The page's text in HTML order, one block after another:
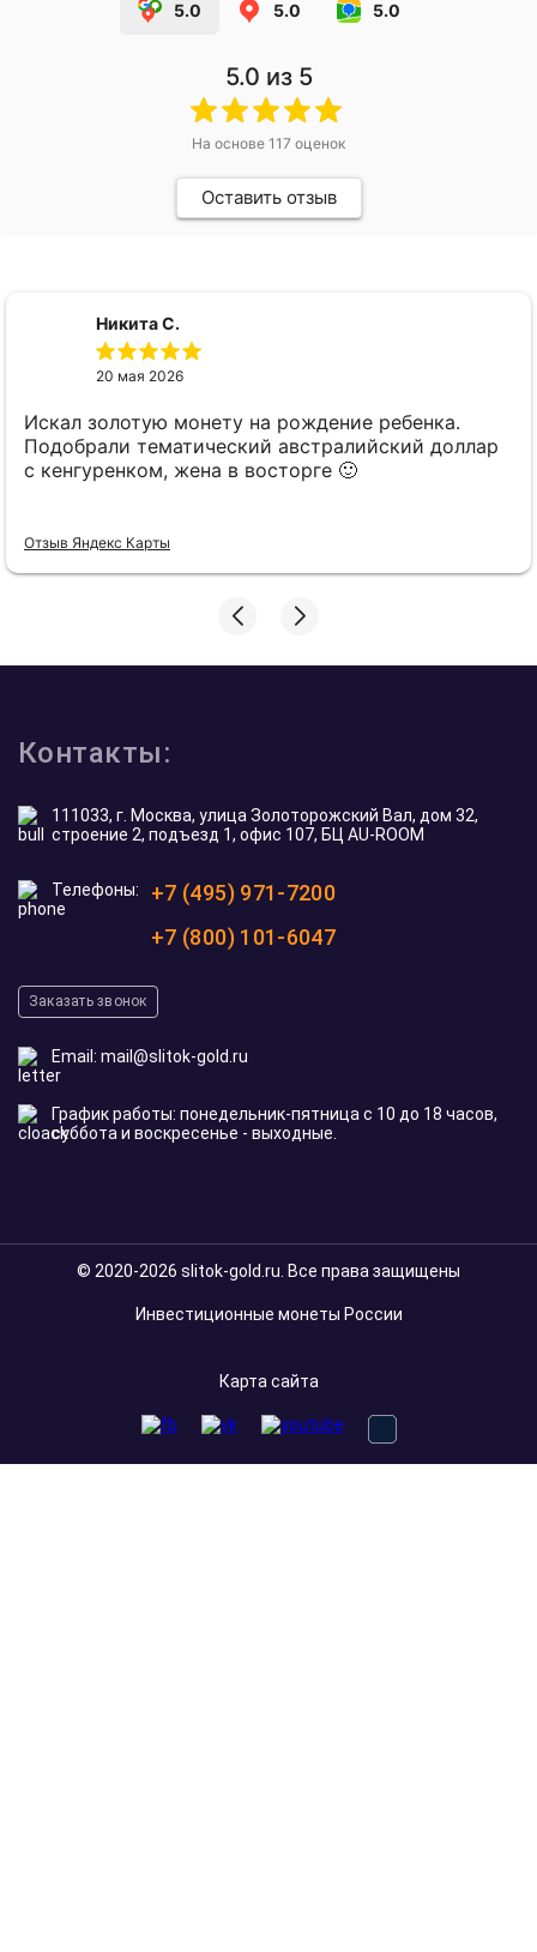
5.0 5.0 5.0
5.0 из 5
На основе 117 оценок
Оставить отзыв
Никита С.
20 мая 2026
Искал золотую монету на рождение ребенка.
Подобрали тематический австралийский доллар
с кенгуренком, жена в восторге 🙂
Отзыв Яндекс Карты
Контакты:
111033, г. Москва, улица Золоторожский Вал, дом 32,
строение 2, подъезд 1, офис 107, БЦ AU-ROOM
Телефоны:
+7 (495) 971-7200
+7 (800) 101-6047
Заказать звонок
Email: mail@slitok-gold.ru
График работы: понедельник-пятница с 10 до 18 часов,
суббота и воскресенье - выходные.
© 2020-2026 slitok-gold.ru. Все права защищены
Инвестиционные монеты России
Карта сайта